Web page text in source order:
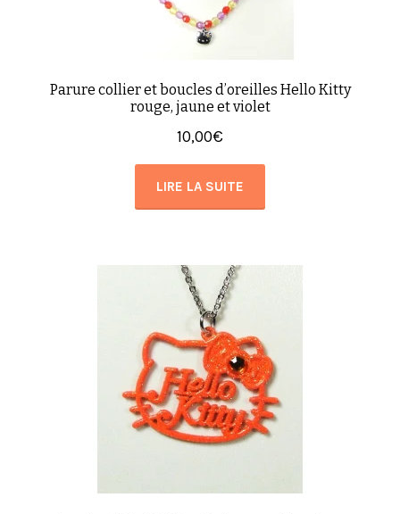
Parure collier et boucles d’oreilles Hello Kitty
rouge, jaune et violet
10,00€
LIRE LA SUITE